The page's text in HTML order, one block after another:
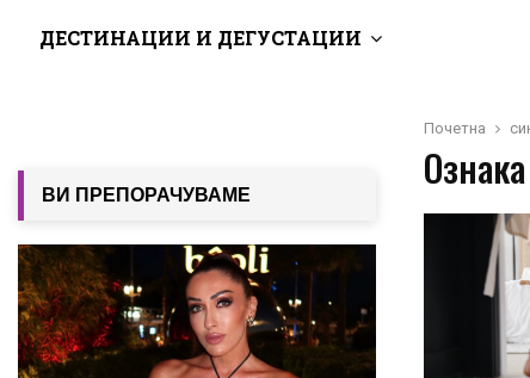
ДЕСТИНАЦИИ И ДЕГУСТАЦИИ
Почетна
ВИ ПРЕПОРАЧУВАМЕ